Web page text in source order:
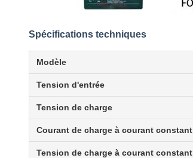
Spécifications techniques
Modèle
Tension d'entrée
Tension de charge
Courant de charge à courant constant
Tension de charge à courant constant